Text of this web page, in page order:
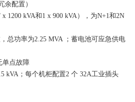
余配置）
x 1200 kVA和1 x 900 kVA），为N+1和2N
总功率为2.25 MVA ；蓄电池可应急供电
单点故障
kVA；每个机柜配置2 个 32A工业插头